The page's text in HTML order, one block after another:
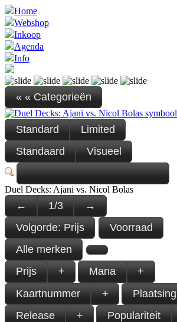
Home
Webshop
Inkoop
Agenda
Info
« « Categorieën
Standard
Limited
Standaard
Visueel
Duel Decks: Ajani vs. Nicol Bolas
← 1/3
→
Volgorde: Prijs
Voorraad
Alle merken
Prijs
+ Mana
+
Kaartnummer
+ Plaatsing
Release
+ Populariteit